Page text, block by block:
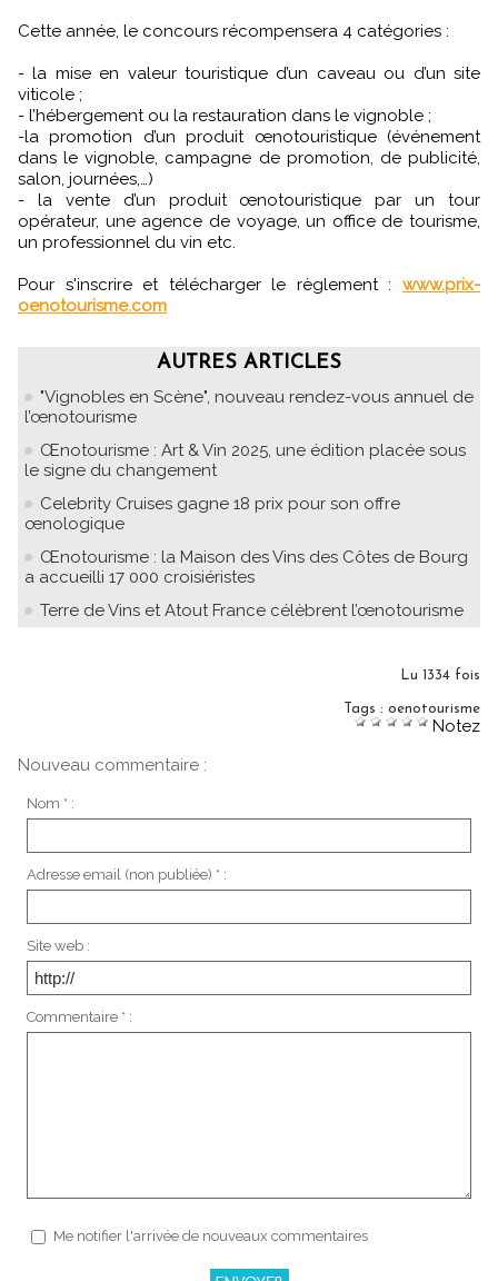
Cette année, le concours récompensera 4 catégories :
- la mise en valeur touristique d’un caveau ou d’un site
viticole ;
- l’hébergement ou la restauration dans le vignoble ;
-la promotion d’un produit œnotouristique (événement
dans le vignoble, campagne de promotion, de publicité,
salon, journées,…)
- la vente d’un produit œnotouristique par un tour
opérateur, une agence de voyage, un office de tourisme,
un professionnel du vin etc.
Pour s'inscrire et télécharger le règlement : www.prix-
oenotourisme.com
AUTRES ARTICLES
"Vignobles en Scène", nouveau rendez-vous annuel de
l’œnotourisme
Œnotourisme : Art & Vin 2025, une édition placée sous
le signe du changement
Celebrity Cruises gagne 18 prix pour son offre
œnologique
Œnotourisme : la Maison des Vins des Côtes de Bourg
a accueilli 17 000 croisiéristes
Terre de Vins et Atout France célèbrent l’œnotourisme
Lu 1334 fois
Tags : oenotourisme
Notez
Nouveau commentaire :
Nom * :
Adresse email (non publiée) * :
Site web :
Commentaire * :
Me notifier l'arrivée de nouveaux commentaires